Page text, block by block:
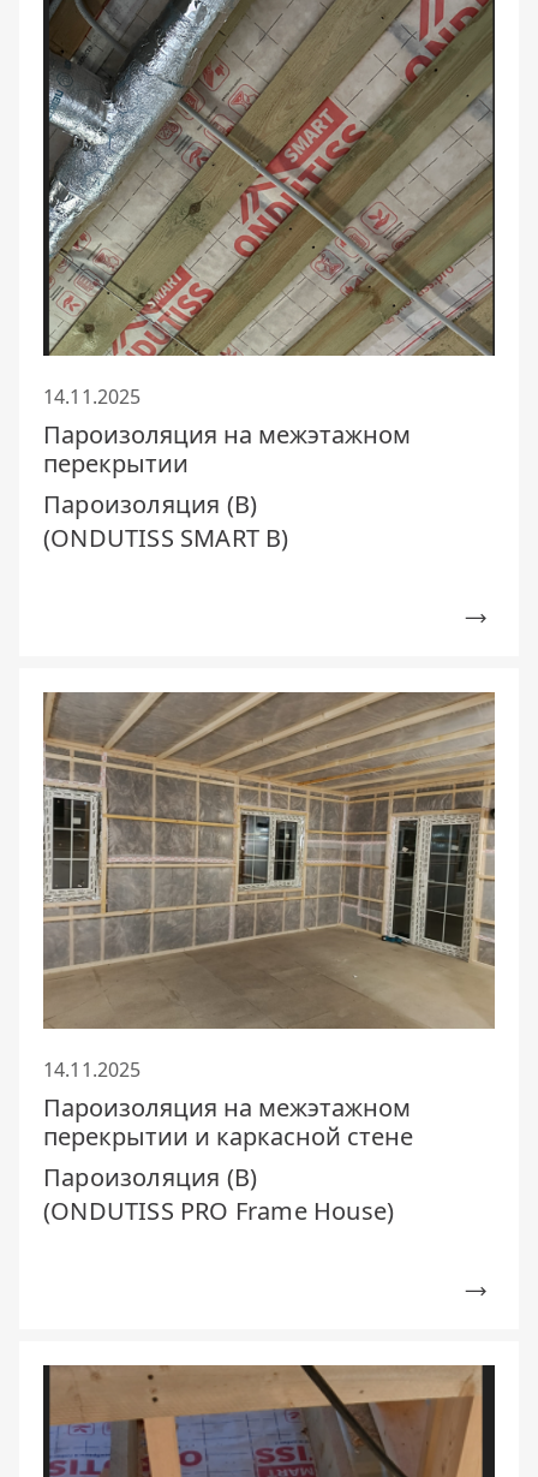
14.11.2025
Пароизоляция на межэтажном
перекрытии
Пароизоляция (В)
(ONDUTISS SMART B)
14.11.2025
Пароизоляция на межэтажном
перекрытии и каркасной стене
Пароизоляция (В)
(ONDUTISS PRO Frame House)